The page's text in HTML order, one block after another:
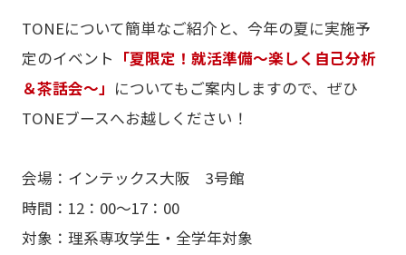
TONEについて簡単なご紹介と、今年の夏に実施予
定のイベント 「夏限定！就活準備～楽しく自己分析
＆茶話会～」 についてもご案内しますので、ぜひ
TONEブースへお越しください！
会場：インテックス大阪 3号館
時間：12：00～17：00
対象：理系専攻学生・全学年対象